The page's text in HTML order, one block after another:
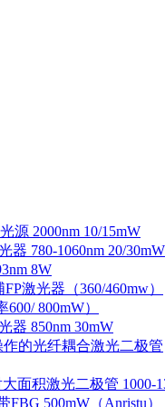
源 2000nm 10/15mW
器 780-1060nm 20/30mW
8W
激光器（360/460mw）
800mW）
器 850nm 30mW
的光纤耦合激光二极管
大面积激光二极管 1000-
FBG 500mW（Anristu）